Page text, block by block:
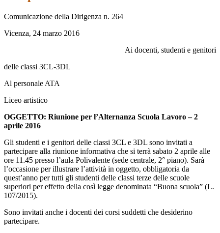
Comunicazione della Dirigenza n. 264
Vicenza, 24 marzo 2016
Ai docenti, studenti e genitori
delle classi 3CL-3DL
Al personale ATA
Liceo artistico
OGGETTO: Riunione per l’Alternanza Scuola Lavoro – 2
aprile 2016
Gli studenti e i genitori delle classi 3CL e 3DL sono invitati a
partecipare alla riunione informativa che si terrà sabato 2 aprile alle
ore 11.45 presso l’aula Polivalente (sede centrale, 2° piano). Sarà
l’occasione per illustrare l’attività in oggetto, obbligatoria da
quest’anno per tutti gli studenti delle classi terze delle scuole
superiori per effetto della così legge denominata “Buona scuola” (L.
107/2015).
Sono invitati anche i docenti dei corsi suddetti che desiderino
partecipare.